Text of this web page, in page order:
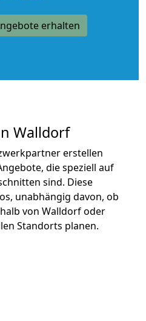
erhalten
Walldorf
erstellen
die speziell auf
sind. Diese
unabhängig davon, ob
von Walldorf oder
Standorts planen.